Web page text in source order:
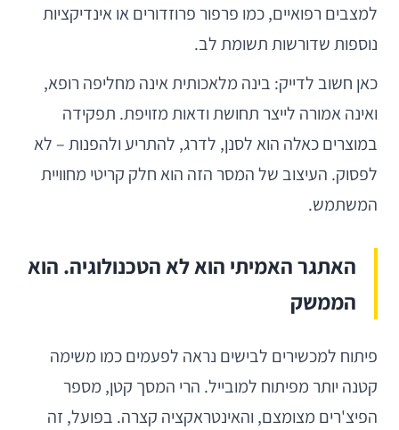
למצבים רפואיים, כמו פרפור פרוזדורים או אינדיקציות
נוספות שדורשות תשומת לב.
כאן חשוב לדייק: בינה מלאכותית אינה מחליפה רופא,
ואינה אמורה לייצר תחושת ודאות מזויפת. תפקידה
במוצרים כאלה הוא לסנן, לדרג, להתריע ולהפנות – לא
לפסוק. העיצוב של המסר הזה הוא חלק קריטי מחוויית
המשתמש.
האתגר האמיתי הוא לא הטכנולוגיה. הוא
הממשק
פיתוח למכשירים לבישים נראה לפעמים כמו משימה
קטנה יותר מפיתוח למובייל. הרי המסך קטן, מספר
הפיצ'רים מצומצם, והאינטראקציה קצרה. בפועל, זה